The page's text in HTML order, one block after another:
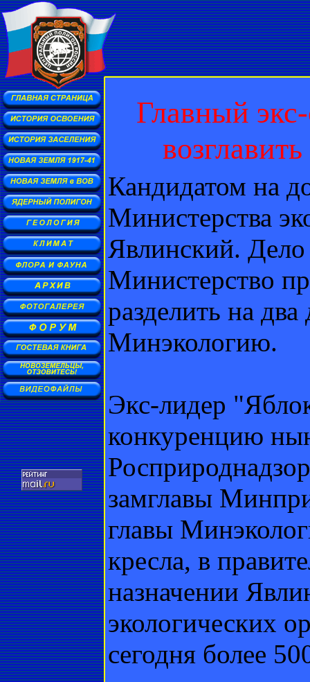
Главный
Кандидатом на
Министерства
Явлинский. Дело
Министерство
разделить на
Минэкологию.
Экс-лидер
конкуренцию
замглавы
главы
кресла, в
назначении
экологических
сегодня более